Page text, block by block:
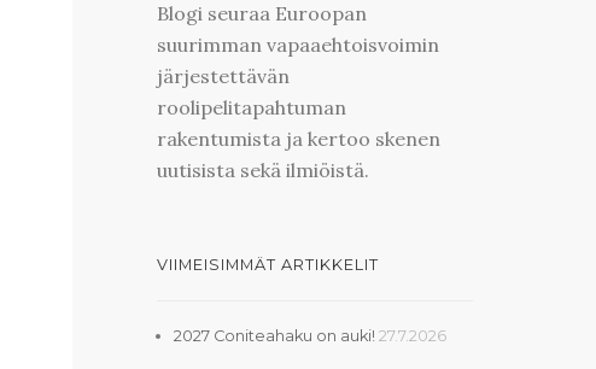
Blogi seuraa Euroopan
suurimman vapaaehtoisvoimin
järjestettävän
roolipelitapahtuman
rakentumista ja kertoo skenen
uutisista sekä ilmiöistä.
VIIMEISIMMÄT ARTIKKELIT
2027 Coniteahaku on auki! 27.7.2026